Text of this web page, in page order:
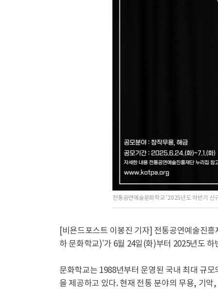
전통공연예술문화학교 '2025년도 하반기 신
[비욘드포스트 이봉진 기자] 전통공연예술진
하 문화학교)’가 6월 24일(화)부터 2025년도
문화학교는 1988년부터 운영된 국내 최대 규
을 제공하고 있다. 현재 전통 분야의 무용, 기